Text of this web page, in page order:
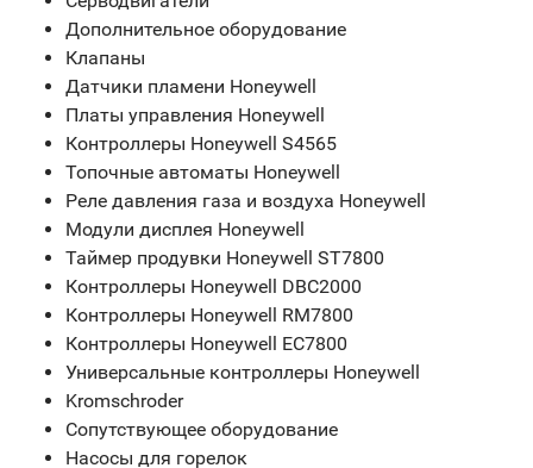
Дополнительное оборудование
Клапаны
Датчики пламени Honeywell
Платы управления Honeywell
Контроллеры Honeywell S4565
Топочные автоматы Honeywell
Реле давления газа и воздуха Honeywell
Модули дисплея Honeywell
Таймер продувки Honeywell ST7800
Контроллеры Honeywell DBC2000
Контроллеры Honeywell RM7800
Контроллеры Honeywell EC7800
Универсальные контроллеры Honeywell
Kromschroder
Сопутствующее оборудование
Насосы для горелок